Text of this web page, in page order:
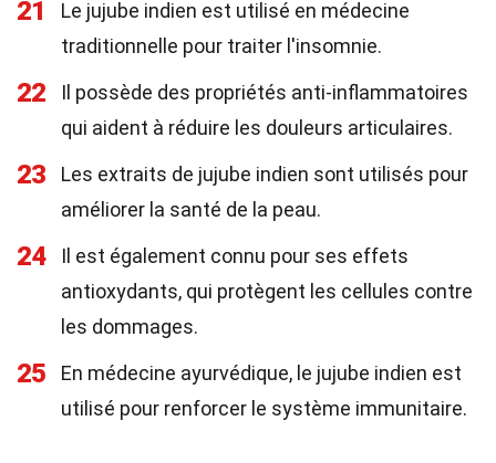
21
Le jujube indien est utilisé en médecine
traditionnelle pour traiter l'insomnie.
22
Il possède des propriétés anti-inflammatoires
qui aident à réduire les douleurs articulaires.
23
Les extraits de jujube indien sont utilisés pour
améliorer la santé de la peau.
24
Il est également connu pour ses effets
antioxydants, qui protègent les cellules contre
les dommages.
25
En médecine ayurvédique, le jujube indien est
utilisé pour renforcer le système immunitaire.